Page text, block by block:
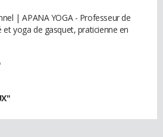
| APANA YOGA - Professeur de
yoga de gasquet, praticienne en